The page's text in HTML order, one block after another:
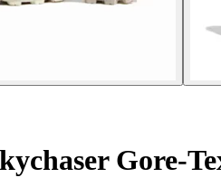
Gore-